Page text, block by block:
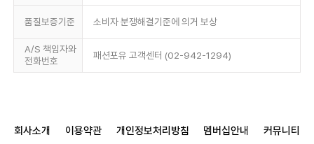
품질보증기준 소비자 분쟁해결기준에 의거 보상
A/S 책임자와
전화번호
패션포유 고객센터 (02-942-1294)
회사소개 이용약관 개인정보처리방침 멤버십안내 커뮤니티